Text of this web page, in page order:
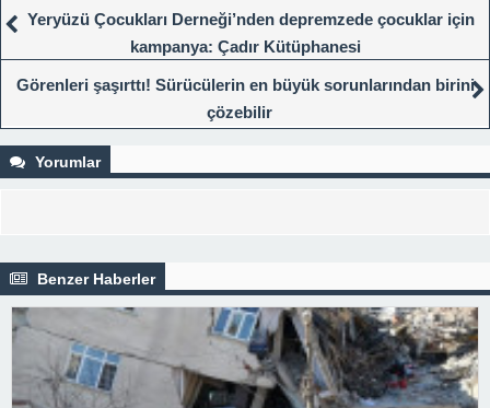
Yeryüzü Çocukları Derneği’nden depremzede çocuklar için
kampanya: Çadır Kütüphanesi
Görenleri şaşırttı! Sürücülerin en büyük sorunlarından birini
çözebilir
Yorumlar
Benzer Haberler